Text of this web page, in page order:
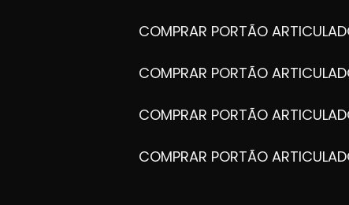
COMPRAR PORTÃO
COMPRAR PORTÃO
COMPRAR PORTÃO
COMPRAR PORTÃO